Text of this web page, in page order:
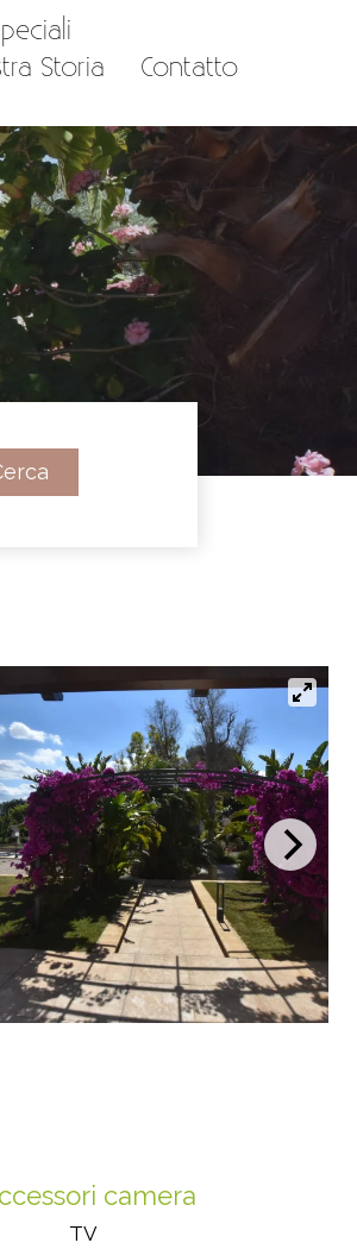
Storia Contatto
camera
TV